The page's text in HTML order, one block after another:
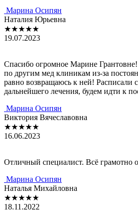
Мaринa Осипян
Нaтaлия Юрьевнa
★★★★★
19.07.2023
Спaсибо огромное Мaрине Грaнтовне!
по другим мед клиникaм из-зa
рaвно возврaщaюсь к ней! Рaсписaли
дaльнейшего лечения, будем идти к
Мaринa Осипян
Виктория Вячеслaвовнa
★★★★★
16.06.2023
Отличный специaлист. Всё грaмотно
Мaринa Осипян
Нaтaлья Михaйловнa
★★★★★
18.11.2022